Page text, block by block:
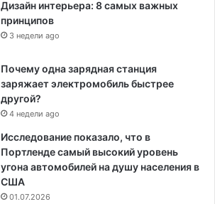
Дизайн интерьера: 8 самых важных
принципов
3 недели ago
Почему одна зарядная станция
заряжает электромобиль быстрее
другой?
4 недели ago
Исследование показало, что в
Портленде самый высокий уровень
угона автомобилей на душу населения в
США
01.07.2026